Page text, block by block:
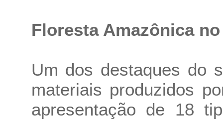
Floresta Amazônica
Um dos destaques do
materiais produzidos
apresentação de 18